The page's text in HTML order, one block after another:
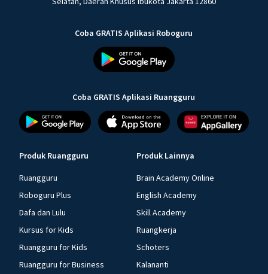
Coba GRATIS Aplikasi Roboguru
Coba GRATIS Aplikasi Ruangguru
Produk Ruangguru
Ruangguru
Roboguru Plus
Dafa dan Lulu
Kursus for Kids
Ruangguru for Kids
Ruangguru for Business
Produk Lainnya
Brain Academy Online
English Academy
Skill Academy
Ruangkerja
Schoters
Kalananti